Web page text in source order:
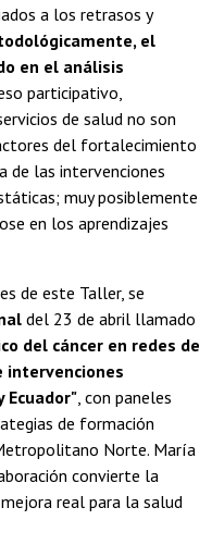
a los retrasos y
el
en el análisis
participativo,
de salud no son
del fortalecimiento
de las intervenciones
muy posiblemente
en los aprendizajes
de este Taller, se
del 23 de abril llamado
del cáncer en redes de
intervenciones
Ecuador", con paneles
de formación
Norte. María
convierte la
real para la salud